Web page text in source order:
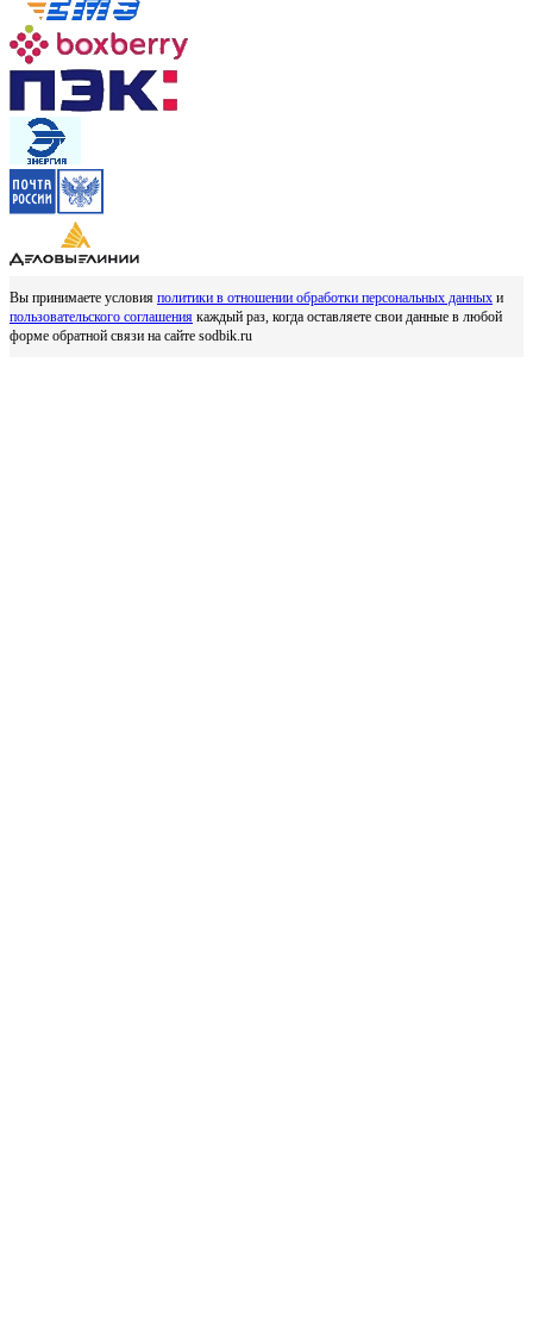
Вы принимаете условия политики в отношении обработки персональных данных и
пользовательского соглашения каждый раз, когда оставляете свои данные в любой
форме обратной связи на сайте sodbik.ru